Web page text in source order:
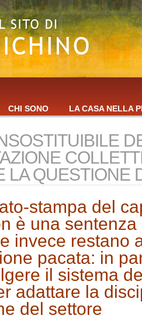
CHI SONO LA CASA NELLA
LA QUESTIONE
stampa del
è una
invece restano
pacata: in
il sistema
adattare la
del settore